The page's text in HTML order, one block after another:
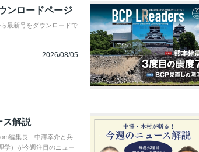
ンロードページ
最新号をダウンロードで
2026/08/05
ス解説
編集長 中澤幸介と兵
）が今週注目のニュー